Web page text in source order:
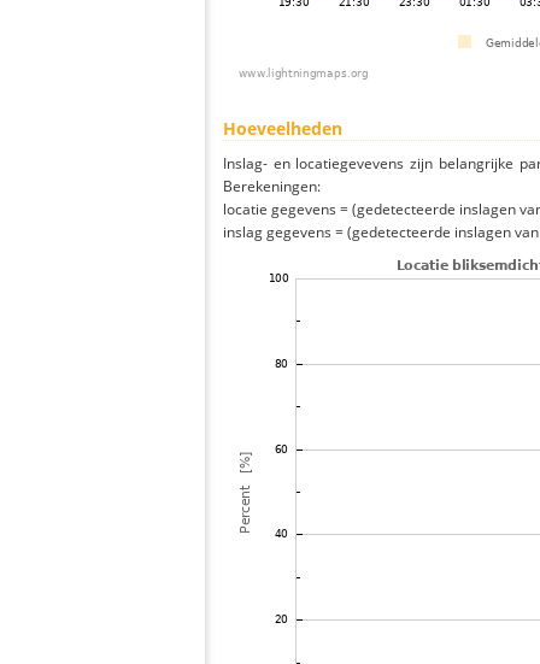
Hoeveelheden
Inslag- en locatiegevevens zijn belangrijke
Berekeningen:
locatie gegevens = (gedetecteerde inslagen
inslag gegevens = (gedetecteerde inslagen